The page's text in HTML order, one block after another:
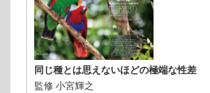
同じ種とは思えないほどの極端な性差
監修小宮輝之